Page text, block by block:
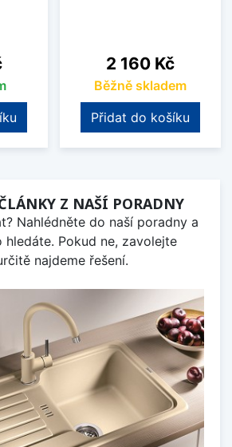
Cena
2 160 Kč
Běžně skladem
Přidat do košíku
Z NAŠÍ PORADNY
Nahlédněte do naší poradny a
hledáte. Pokud ne, zavolejte
najdeme řešení.